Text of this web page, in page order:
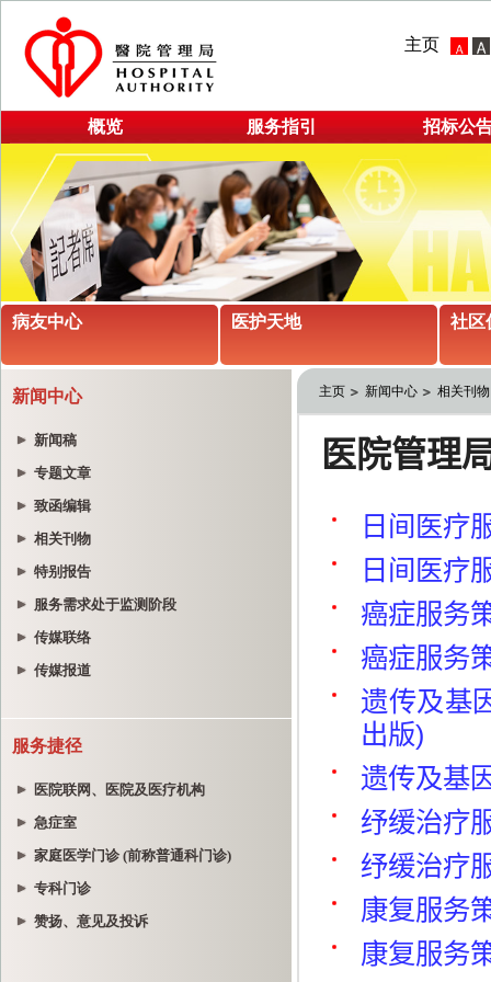
主页
概览 服务指引 招标公
病友中心 医护天地 社区
新闻中心
新闻稿
专题文章
致函编辑
相关刊物
特别报告
服务需求处于监测阶段
传媒联络
传媒报道
服务捷径
医院联网、医院及医疗机构
急症室
家庭医学门诊 (前称普通科门诊)
专科门诊
赞扬、意见及投诉
主页 新闻中心 相关刊物